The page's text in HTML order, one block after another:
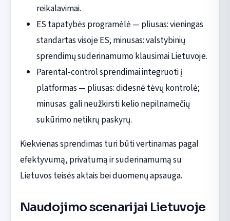
reikalavimai.
ES tapatybės programėlė — pliusas: vieningas
standartas visoje ES; minusas: valstybinių
sprendimų suderinamumo klausimai Lietuvoje.
Parental-control sprendimai integruoti į
platformas — pliusas: didesnė tėvų kontrolė;
minusas: gali neužkirsti kelio nepilnamečių
sukūrimo netikrų paskyrų.
Kiekvienas sprendimas turi būti vertinamas pagal
efektyvumą, privatumą ir suderinamumą su
Lietuvos teisės aktais bei duomenų apsauga.
Naudojimo scenarijai Lietuvoje